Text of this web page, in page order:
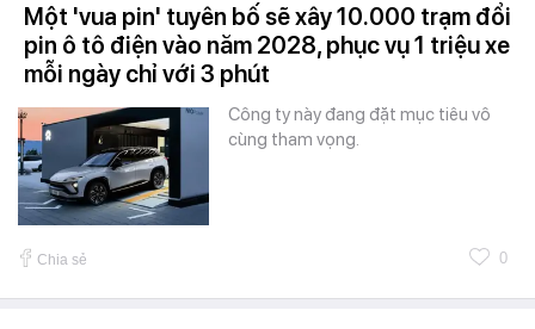
Một 'vua pin' tuyên bố sẽ xây 10.000 trạm đổi
pin ô tô điện vào năm 2028, phục vụ 1 triệu xe
mỗi ngày chỉ với 3 phút
Công ty này đang đặt mục tiêu vô
cùng tham vọng.
Chia sẻ 0